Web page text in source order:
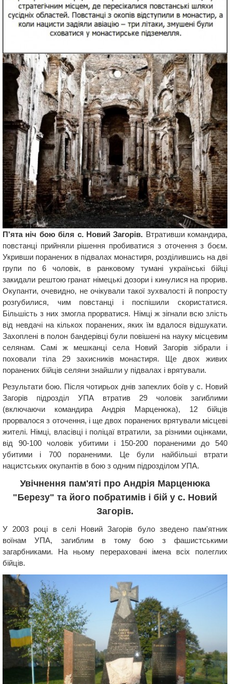
П'ята ніч бою біля с. Новий Загорів. Втративши командира,
повстанці прийняли рішення пробиватися з оточення з боєм.
Укривши поранених в підвалах монастиря, розділившись на дві
групи по 6 чоловік, в ранковому тумані українські бійці
закидали рештою гранат німецькі дозори і кинулися на прорив.
Окупанти, очевидно, не очікували такої зухвалості й попросту
розгубилися, чим повстанці і поспішили скористатися.
Більшість з них змогла прорватися. Німці ж зігнали всю злість
від невдачі на кількох поранених, яких їм вдалося відшукати.
Захоплені в полон бандерівці були повішені на науку місцевим
селянам. Самі ж мешканці села Новий Загорів зібрали і
поховали тіла 29 захисників монастиря. Ще двох живих
поранених бійців селяни знайшли у підвалах і врятували.
Результати бою. Після чотирьох днів запеклих боїв у с. Новий
Загорів підрозділ УПА втратив 29 чоловік загиблими
(включаючи командира Андрія Марценюка), 12 бійців
прорвалося з оточення, і ще двох поранених врятували місцеві
жителі. Німці, власівці і поліцаї втратили, за різними оцінками,
від 90-100 чоловік убитими і 150-200 пораненими до 540
убитими і 700 пораненими. Це були найбільші втрати
нацистських окупантів в бою з одним підрозділом УПА.
Увічнення пам'яті про Андрія Марценюка
"Березу" та його побратимів і бій у с. Новий
Загорів.
У 2003 році в селі Новий Загорів було зведено пам'ятник
воїнам УПА, загиблим в тому бою з фашистськими
загарбниками. На ньому перераховані імена всіх полеглих
бійців.